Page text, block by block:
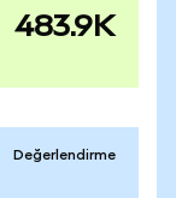
483.9K
Değerlendirme